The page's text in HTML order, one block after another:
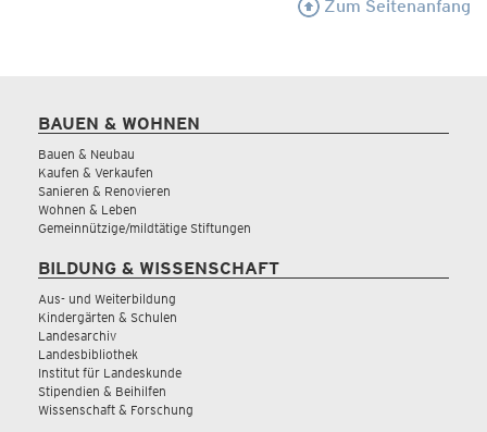
Zum Seitenanfang
BAUEN & WOHNEN
Bauen & Neubau
Kaufen & Verkaufen
Sanieren & Renovieren
Wohnen & Leben
Gemeinnützige/mildtätige Stiftungen
BILDUNG & WISSENSCHAFT
Aus- und Weiterbildung
Kindergärten & Schulen
Landesarchiv
Landesbibliothek
Institut für Landeskunde
Stipendien & Beihilfen
Wissenschaft & Forschung